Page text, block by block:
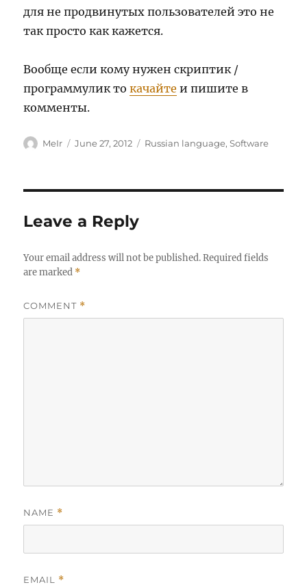
для не продвинутых пользователей это не
так просто как кажется.
Вообще если кому нужен скриптик /
программулик токачайте и пишите в
комменты.
Author
MeIr
Posted
June 27, 2012 Categories
Russian language,Software
Leave a Reply
Your email address will not be published. Required fields
are marked *
COMMENT *
NAME *
EMAIL *